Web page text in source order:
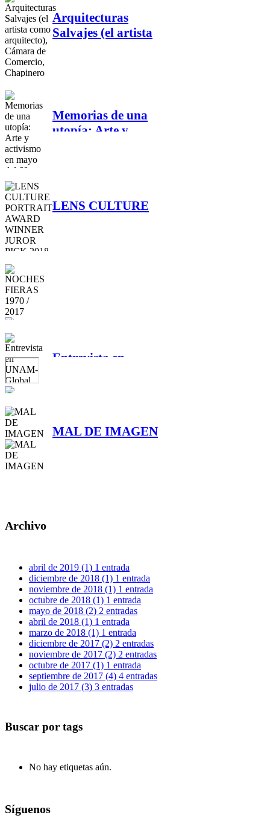
Arquitecturas
Salvajes (el artista
Memorias de una
utopía: Arte y
LENS CULTURE
Entrevista en
MAL DE IMAGEN
Archivo
abril de 2019 (1) 1 entrada
diciembre de 2018 (1) 1 entrada
noviembre de 2018 (1) 1 entrada
octubre de 2018 (1) 1 entrada
mayo de 2018 (2) 2 entradas
abril de 2018 (1) 1 entrada
marzo de 2018 (1) 1 entrada
diciembre de 2017 (2) 2 entradas
noviembre de 2017 (2) 2 entradas
octubre de 2017 (1) 1 entrada
septiembre de 2017 (4) 4 entradas
julio de 2017 (3) 3 entradas
Buscar por tags
No hay etiquetas aún.
Síguenos